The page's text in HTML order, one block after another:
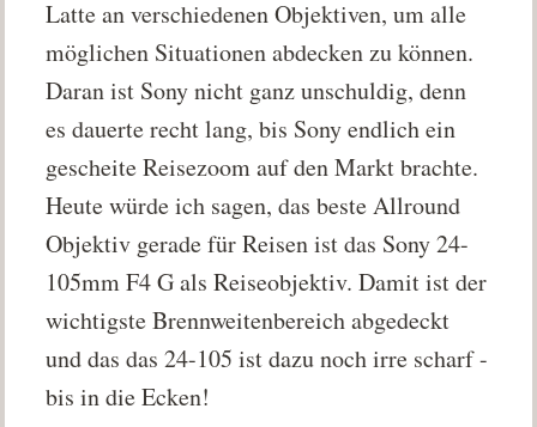
Latte an verschiedenen Objektiven, um alle
möglichen Situationen abdecken zu können.
Daran ist Sony nicht ganz unschuldig, denn
es dauerte recht lang, bis Sony endlich ein
gescheite Reisezoom auf den Markt brachte.
Heute würde ich sagen, das beste Allround
Objektiv gerade für Reisen ist das Sony 24-
105mm F4 G als Reiseobjektiv. Damit ist der
wichtigste Brennweitenbereich abgedeckt
und das das 24-105 ist dazu noch irre scharf -
bis in die Ecken!